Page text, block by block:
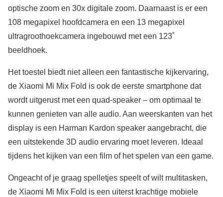
optische zoom en 30x digitale zoom. Daarnaast is er een
108 megapixel hoofdcamera en een 13 megapixel
ultragroothoekcamera ingebouwd met een 123˚
beeldhoek.
Het toestel biedt niet alleen een fantastische kijkervaring,
de Xiaomi Mi Mix Fold is ook de eerste smartphone dat
wordt uitgerust met een quad-speaker – om optimaal te
kunnen genieten van alle audio. Aan weerskanten van het
display is een Harman Kardon speaker aangebracht, die
een uitstekende 3D audio ervaring moet leveren. Ideaal
tijdens het kijken van een film of het spelen van een game.
Ongeacht of je graag spelletjes speelt of wilt multitasken,
de Xiaomi Mi Mix Fold is een uiterst krachtige mobiele